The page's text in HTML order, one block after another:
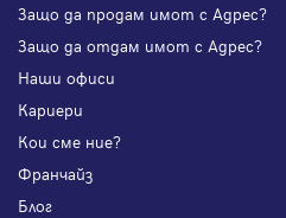
Защо да продам имот с Адрес?
Защо да отдам имот с Адрес?
Наши офиси
Кариери
Кои сме ние?
Франчайз
Блог